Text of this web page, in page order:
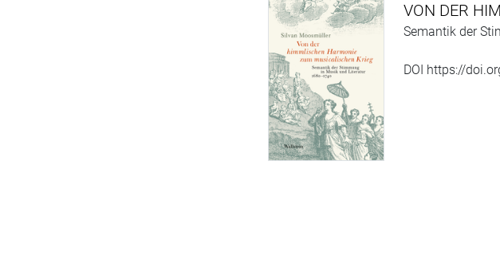
VON DER
Semantik der
DOI https://